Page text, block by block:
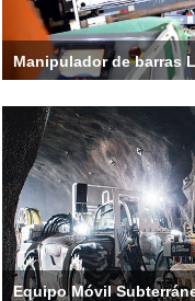
Manipulador de barras
viewing angle. Rods are
Equipo Móvil